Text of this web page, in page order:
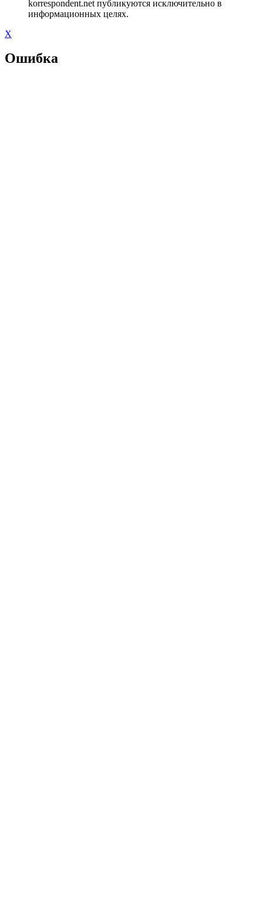
korrespondent.net публикуются исключительно в
информационных целях.
X
Ошибка